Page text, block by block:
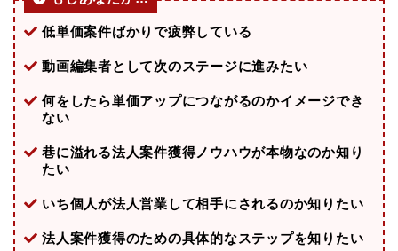
獲
得
の
極
意
を
す
べ
て
教
え
ま
低単価案件ばかりで疲弊している
動画編集者として次のステージに進みたい
何をしたら単価アップにつながるのかイメージでき
ない
巷に溢れる法人案件獲得ノウハウが本物なのか知り
たい
いち個人が法人営業して相手にされるのか知りたい
法人案件獲得のための具体的なステップを知りたい